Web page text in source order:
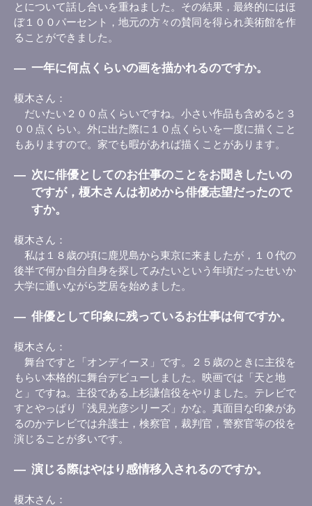
とについて話し合いを重ねました。その結果，最終的にはほ
ぼ１００パーセント，地元の方々の賛同を得られ美術館を作
ることができました。
― 一年に何点くらいの画を描かれるのですか。
榎木さん
だいたい２００点くらいですね。小さい作品も含めると３
００点くらい。外に出た際に１０点くらいを一度に描くこと
もありますので。家でも暇があれば描くことがあります。
― 次に俳優としてのお仕事のことをお聞きしたいの
ですが，榎木さんは初めから俳優志望だったので
すか。
榎木さん
私は１８歳の頃に鹿児島から東京に来ましたが，１０代の
後半で何か自分自身を探してみたいという年頃だったせいか
大学に通いながら芝居を始めました。
― 俳優として印象に残っているお仕事は何ですか。
榎木さん
舞台ですと「オンディーヌ」です。２５歳のときに主役を
もらい本格的に舞台デビューしました。映画では「天と地
と」ですね。主役である上杉謙信役をやりました。テレビで
すとやっぱり「浅見光彦シリーズ」かな。真面目な印象があ
るのかテレビでは弁護士，検察官，裁判官，警察官等の役を
演じることが多いです。
― 演じる際はやはり感情移入されるのですか。
榎木さん